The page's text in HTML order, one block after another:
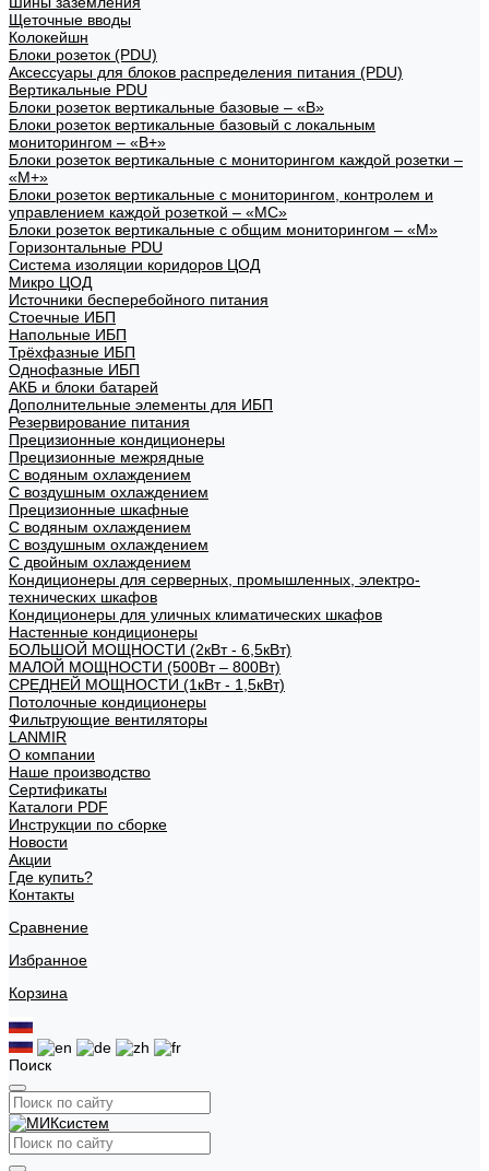
Щеточные вводы
Колокейшн
Блоки розеток (PDU)
Аксессуары для блоков распределения питания (PDU)
Вертикальные PDU
Блоки розеток вертикальные базовые – «В»
Блоки розеток вертикальные базовый с локальным
мониторингом – «В+»
Блоки розеток вертикальные с мониторингом каждой розетки –
«М+»
Блоки розеток вертикальные с мониторингом, контролем и
управлением каждой розеткой – «МС»
Блоки розеток вертикальные с общим мониторингом – «М»
Горизонтальные PDU
Система изоляции коридоров ЦОД
Микро ЦОД
Источники бесперебойного питания
Стоечные ИБП
Напольные ИБП
Трёхфазные ИБП
Однофазные ИБП
АКБ и блоки батарей
Дополнительные элементы для ИБП
Резервирование питания
Прецизионные кондиционеры
Прецизионные межрядные
С водяным охлаждением
С воздушным охлаждением
Прецизионные шкафные
С водяным охлаждением
С воздушным охлаждением
С двойным охлаждением
Кондиционеры для серверных, промышленных, электро-
технических шкафов
Кондиционеры для уличных климатических шкафов
Настенные кондиционеры
БОЛЬШОЙ МОЩНОСТИ (2кВт - 6,5кВт)
МАЛОЙ МОЩНОСТИ (500Вт – 800Вт)
СРЕДНЕЙ МОЩНОСТИ (1кВт - 1,5кВт)
Потолочные кондиционеры
Фильтрующие вентиляторы
LANMIR
О компании
Наше производство
Сертификаты
Каталоги PDF
Инструкции по сборке
Новости
Акции
Где купить?
Контакты
Сравнение
Избранное
Корзина
Поиск